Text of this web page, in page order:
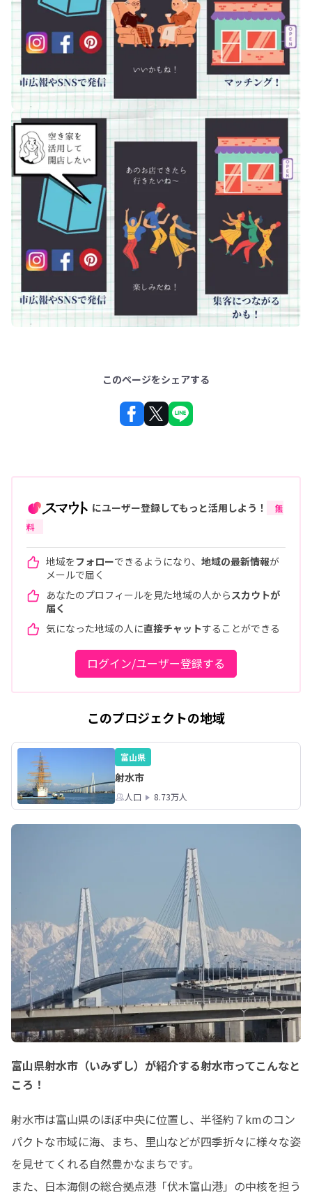
このページをシェアする
にユーザー登録してもっと活用しよう！
無
料
地域をフォローできるようになり、 地域の最新情報が
メールで届く
あなたのプロフィールを見た地域の人から スカウトが
届く
気になった地域の人に直接チャットすることができる
ログイン/ユーザー登録する
このプロジェクトの地域
富山県
射水市
人口 8.73万人
富山県射水市（いみずし）が紹介する射水市ってこんなと
ころ！
射水市は富山県のほぼ中央に位置し、半径約７kmのコン
パクトな市域に海、まち、里山などが四季折々に様々な姿
を見せてくれる自然豊かなまちです。
また、日本海側の総合拠点港「伏木富山港」の中核を担う